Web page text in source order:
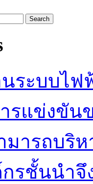
นระบบไ
รแข่งขัน
มารถบริ
กรชั้นนำ